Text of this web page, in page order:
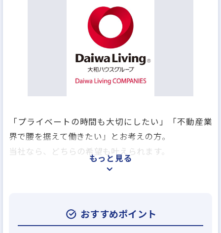
「プライベートの時間も大切にしたい」「不動産業
界で腰を据えて働きたい」とお考えの方。
当社なら、どちらの希望も叶えられます。
理を⼿がけています。
⾼いブランド⼒とニーズを捉えたサービス⼒で、管
もっと見る
おすすめポイント